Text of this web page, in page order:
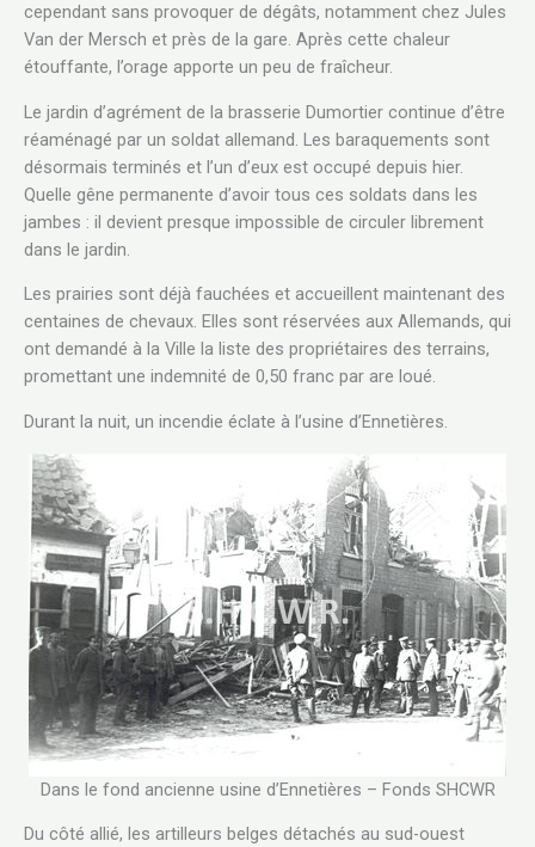
cependant sans provoquer de dégâts, notamment chez Jules
Van der Mersch et près de la gare. Après cette chaleur
étouffante, l’orage apporte un peu de fraîcheur.
Le jardin d’agrément de la brasserie Dumortier continue d’être
réaménagé par un soldat allemand. Les baraquements sont
désormais terminés et l’un d’eux est occupé depuis hier.
Quelle gêne permanente d’avoir tous ces soldats dans les
jambes : il devient presque impossible de circuler librement
dans le jardin.
Les prairies sont déjà fauchées et accueillent maintenant des
centaines de chevaux. Elles sont réservées aux Allemands, qui
ont demandé à la Ville la liste des propriétaires des terrains,
promettant une indemnité de 0,50 franc par are loué.
Durant la nuit, un incendie éclate à l’usine d’Ennetières.
Dans le fond ancienne usine d’Ennetières – Fonds SHCWR
Du côté allié, les artilleurs belges détachés au sud-ouest